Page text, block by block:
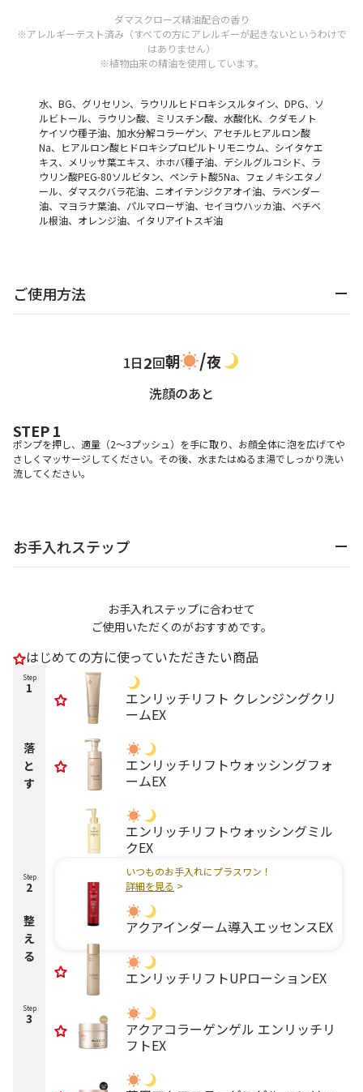
ダマスクローズ精油配合の香り
※アレルギーテスト済み（すべての方にアレルギーが起きないというわけで
はありません）
※植物由来の精油を使用しています。
水、BG、グリセリン、ラウリルヒドロキシスルタイン、DPG、ソ
ルビトール、ラウリン酸、ミリスチン酸、水酸化K、クダモノト
ケイソウ種子油、加水分解コラーゲン、アセチルヒアルロン酸
Na、ヒアルロン酸ヒドロキシプロピルトリモニウム、シイタケエ
キス、メリッサ葉エキス、ホホバ種子油、デシルグルコシド、ラ
ウリン酸PEG-80ソルビタン、ペンテト酸5Na、フェノキシエタノ
ール、ダマスクバラ花油、ニオイテンジクアオイ油、ラベンダー
油、マヨラナ葉油、パルマローザ油、セイヨウハッカ油、ベチベ
ル根油、オレンジ油、イタリアイトスギ油
ご使用方法
1日2回朝 /夜
洗顔のあと
STEP 1
ポンプを押し、適量（2～3プッシュ）を手に取り、お顔全体に泡を広げてや
さしくマッサージしてください。その後、水またはぬるま湯でしっかり洗い
流してください。
お手入れステップ
お手入れステップに合わせて
ご使用いただくのがおすすめです。
はじめての方に使っていただきたい商品
Step
1
落
と
す
エンリッチリフト クレンジングクリ
ームEX
エンリッチリフトウォッシングフォ
ームEX
エンリッチリフトウォッシングミル
クEX
Step
2
整
え
る
いつものお手入れにプラスワン！
詳細を見る >
アクアインダーム導入エッセンスEX
エンリッチリフトUPローションEX
Step
3
アクアコラーゲンゲル エンリッチリ
フトEX